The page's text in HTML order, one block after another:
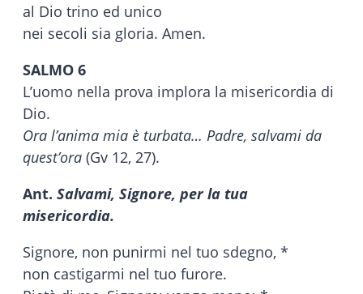
al Dio trino ed unico
nei secoli sia gloria. Amen.
SALMO 6
L’uomo nella prova implora la misericordia di
Dio.
Ora l’anima mia è turbata… Padre, salvami da
quest’ora (Gv 12, 27).
Ant. Salvami, Signore, per la tua
misericordia.
Signore, non punirmi nel tuo sdegno, *
non castigarmi nel tuo furore.